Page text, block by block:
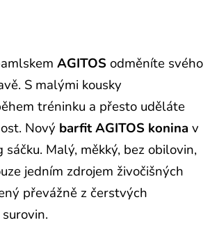
AGITOSodměníte svého
S malými kousky
tréninku a přesto uděláte
Nový barfitAGITOS konina v
Malý, měkký, bez obilovin,
jedním zdrojem živočišných
převážně z čerstvých